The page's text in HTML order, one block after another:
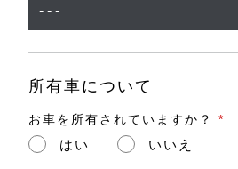
所有車について
お車を所有されていますか？ *
はい いいえ